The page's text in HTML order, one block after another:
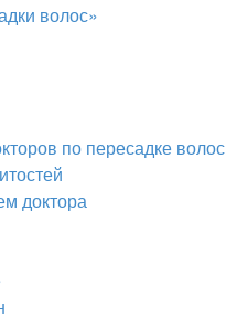
волос»
по пересадке волос
доктора